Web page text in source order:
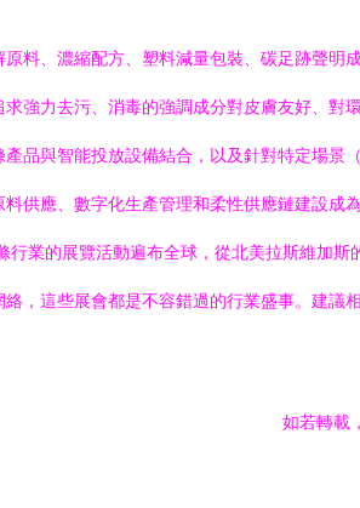
原料、濃縮配方、塑料減量包裝、碳足跡聲明
求強力去污、消毒的強調成分對皮膚友好、對環
產品與智能投放設備結合，以及針對特定場景
料供應、數字化生產管理和柔性供應鏈建設成
行業的展覽活動遍布全球，從北美拉斯維加
，這些展會都是不容錯過的行業盛事。建議
如若轉載